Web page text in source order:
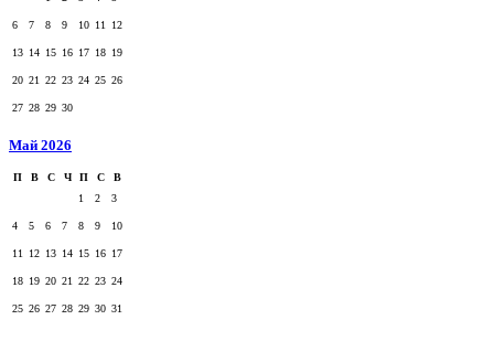
6 7 8 9 10 11 12
13 14 15 16 17 18 19
20 21 22 23 24 25 26
27 28 29 30
Май 2026
П В С Ч П С
В
1
2 3
4 5 6 7 8 9 10
11 12 13 14 15 16 17
18 19 20 21 22 23 24
25 26 27 28 29 30 31